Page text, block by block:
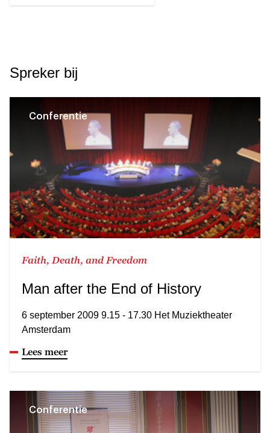
Spreker bij
Conferentie
Faith, Death, and Freedom
Man after the End of History
6 september 2009 9.15 - 17.30 Het Muziektheater
Amsterdam
Lees meer
Conferentie